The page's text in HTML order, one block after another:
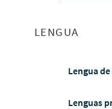
LENGUA
Lengua
Lenguas